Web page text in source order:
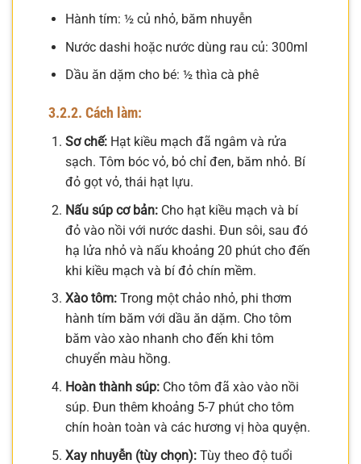
Hành tím: ½ củ nhỏ, băm nhuyễn
Nước dashi hoặc nước dùng rau củ: 300ml
Dầu ăn dặm cho bé: ½ thìa cà phê
3.2.2. Cách làm:
Sơ chế:Hạt kiều mạch đã ngâm và rửa
sạch. Tôm bóc vỏ, bỏ chỉ đen, băm nhỏ. Bí
đỏ gọt vỏ, thái hạt lựu.
Nấu súp cơ bản:Cho hạt kiều mạch và bí
đỏ vào nồi với nước dashi. Đun sôi, sau đó
hạ lửa nhỏ và nấu khoảng 20 phút cho đến
khi kiều mạch và bí đỏ chín mềm.
Xào tôm:Trong một chảo nhỏ, phi thơm
hành tím băm với dầu ăn dặm. Cho tôm
băm vào xào nhanh cho đến khi tôm
chuyển màu hồng.
Hoàn thành súp:Cho tôm đã xào vào nồi
súp. Đun thêm khoảng 5-7 phút cho tôm
chín hoàn toàn và các hương vị hòa quyện.
Xay nhuyễn (tùy chọn):Tùy theo độ tuổi